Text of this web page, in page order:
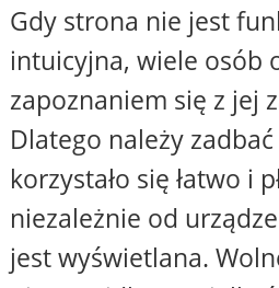
Gdy strona nie jest
intuicyjna, wiele osób
zapoznaniem się z jej
Dlatego należy
korzystało się łatwo i
niezależnie od
jest wyświetlana.